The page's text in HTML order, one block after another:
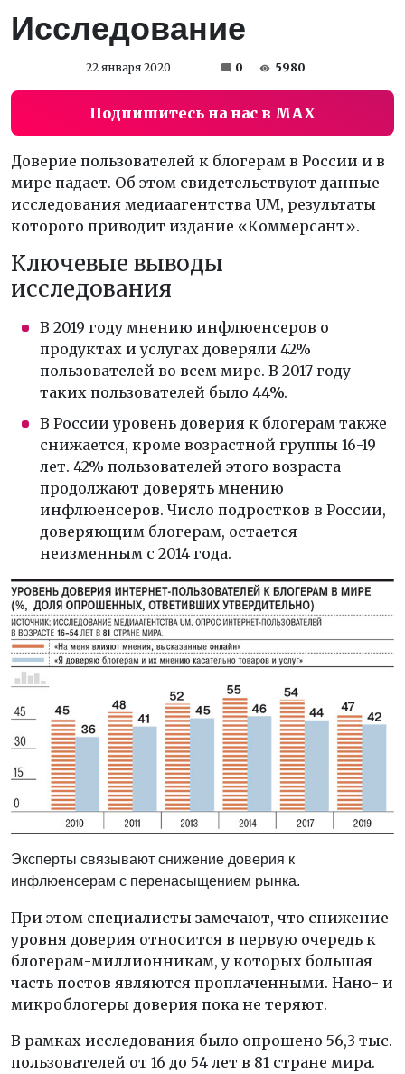
Исследование
22 января 2020 0 5980
Подпишитесь на нас в MAX
Доверие пользователей к блогерам в России и в
мире падает. Об этом свидетельствуют данные
исследования медиаагентства UM, результаты
которого приводит издание «Коммерсант».
Ключевые выводы
исследования
В 2019 году мнению инфлюенсеров о
продуктах и услугах доверяли 42%
пользователей во всем мире. В 2017 году
таких пользователей было 44%.
В России уровень доверия к блогерам также
снижается, кроме возрастной группы 16-19
лет. 42% пользователей этого возраста
продолжают доверять мнению
инфлюенсеров. Число подростков в России,
доверяющим блогерам, остается
неизменным с 2014 года.
Эксперты связывают снижение доверия к
инфлюенсерам с перенасыщением рынка.
При этом специалисты замечают, что снижение
уровня доверия относится в первую очередь к
блогерам-миллионникам, у которых большая
часть постов являются проплаченными. Нано- и
микроблогеры доверия пока не теряют.
В рамках исследования было опрошено 56,3 тыс.
пользователей от 16 до 54 лет в 81 стране мира.